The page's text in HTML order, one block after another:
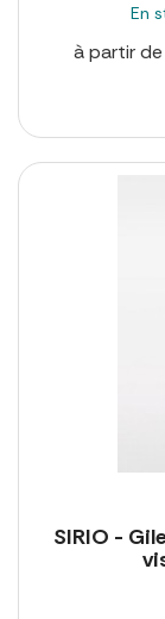
En
à partir de
SIRIO -